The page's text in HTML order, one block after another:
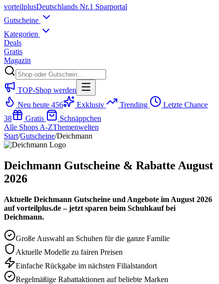
vorteilplusDeutschlands Nr.1 Sparportal
Gutscheine
Kategorien
Deals
Gratis
Magazin
TOP-Shop werden
Neu heute 456 Exklusiv Trending
Letzte Chance
38
Gratis
Schnäppchen
Alle Shops A-ZThemenwelten
Start/Gutscheine/Deichmann
Deichmann Gutscheine & Rabatte August
2026
Aktuelle Deichmann Gutscheine und Angebote im August 2026
auf vorteilplus.de – jetzt sparen beim Schuhkauf bei
Deichmann.
Große Auswahl an Schuhen für die ganze Familie
Aktuelle Modelle zu fairen Preisen
Einfache Rückgabe im nächsten Filialstandort
Regelmäßige Rabattaktionen auf beliebte Marken